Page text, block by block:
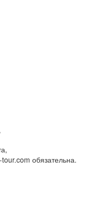
обязательна.